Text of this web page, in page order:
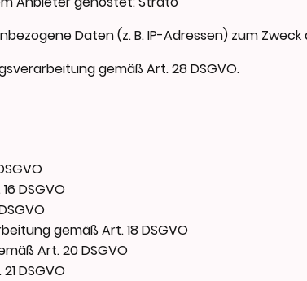
Daten (z. B. IP-Adressen) zum
gemäß Art. 28 DSGVO.
DSGVO
gemäß Art. 18 DSGVO
Art. 20 DSGVO
DSGVO